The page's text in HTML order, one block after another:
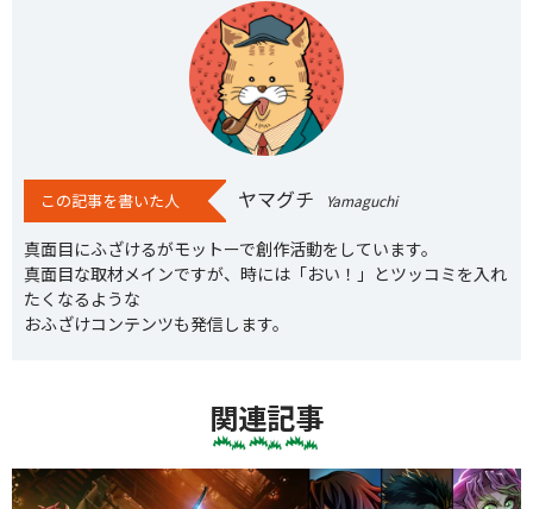
この記事を書いた人 ヤマグチ Yamaguchi
真面目にふざけるがモットーで創作活動をしています。
真面目な取材メインですが、時には「おい！」とツッコミを入れ
たくなるような
おふざけコンテンツも発信します。
関連記事